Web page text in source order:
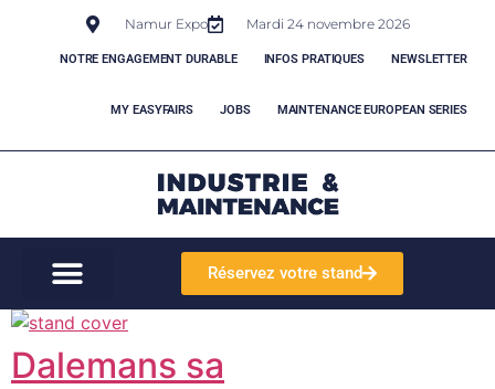
Namur Expo Mardi 24 novembre 2026
NOTRE ENGAGEMENT DURABLE INFOS PRATIQUES NEWSLETTER
MY EASYFAIRS JOBS MAINTENANCE EUROPEAN SERIES
Réservez votre stand
Dalemans sa